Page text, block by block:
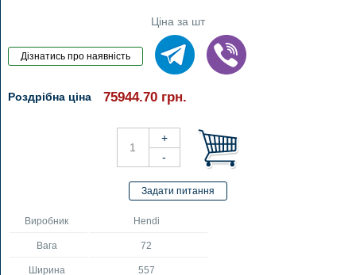
Ціна за шт
Роздрібна ціна 75944.70 грн.
Виробник Hendi
Вага 72
Ширина 557